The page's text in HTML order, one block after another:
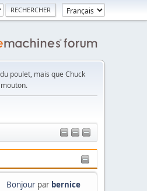
poulet, mais que Chuck
Bonjour par bernice